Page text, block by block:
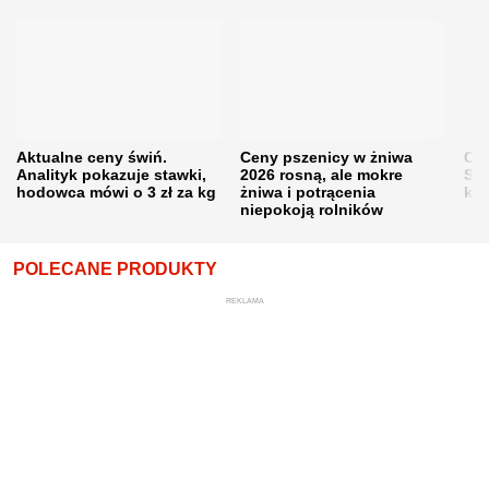
Aktualne ceny świń.
Analityk pokazuje stawki,
hodowca mówi o 3 zł za kg
Ceny pszenicy w żniwa
2026 rosną, ale mokre
żniwa i potrącenia
niepokoją rolników
POLECANE PRODUKTY
REKLAMA